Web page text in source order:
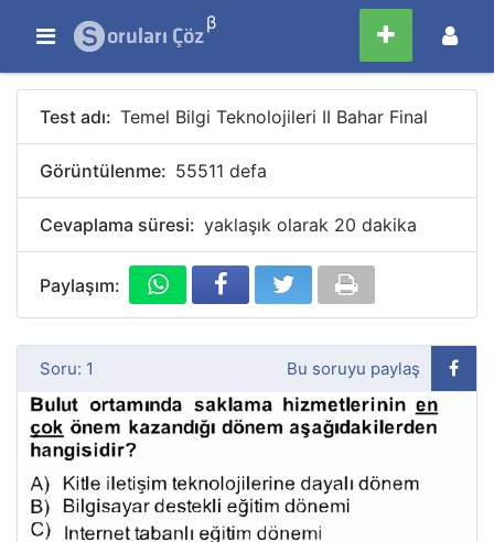
β
Test adı: Temel Bilgi Teknolojileri II Bahar Final
Görüntülenme: 55511 defa
Cevaplama süresi: yaklaşık olarak 20 dakika
Paylaşım:
Soru: 1 Bu soruyu paylaş